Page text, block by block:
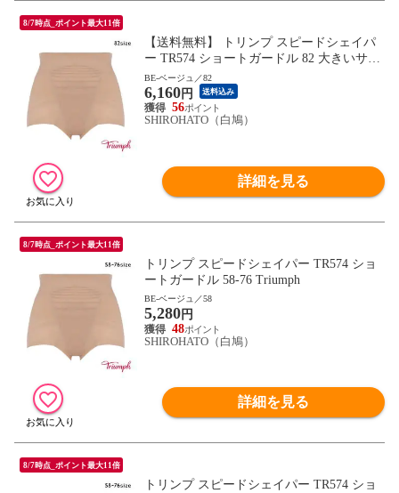
8/7時点_ポイント最大11倍
【送料無料】 トリンプ スピードシェイパ
ー TR574 ショートガードル 82 大きいサイ
ズ Triumph
BE-ベージュ／82
6,160円 送料込み
56
SHIROHATO（白鳩）
詳細を見る
8/7時点_ポイント最大11倍
トリンプ スピードシェイパー TR574 ショ
ートガードル 58-76 Triumph
BE-ベージュ／58
5,280円
48
SHIROHATO（白鳩）
詳細を見る
8/7時点_ポイント最大11倍
トリンプ スピードシェイパー TR574 ショ